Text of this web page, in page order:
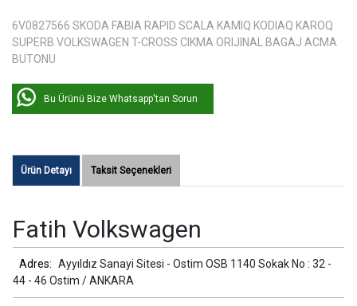
6V0827566 SKODA FABIA RAPID SCALA KAMIQ KODIAQ KAROQ
SUPERB VOLKSWAGEN T-CROSS CIKMA ORIJINAL BAGAJ ACMA
BUTONU
Bu Ürünü Bize Whatsapp'tan Sorun
Ürün Detayı Taksit Seçenekleri
Fatih Volkswagen
Adres: Ayyıldız Sanayi Sitesi - Ostim OSB 1140 Sokak No : 32 -
44 - 46 Ostim / ANKARA